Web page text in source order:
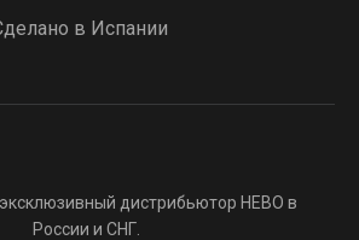
в Испании
дистрибьютор HEBO в
России и СНГ.